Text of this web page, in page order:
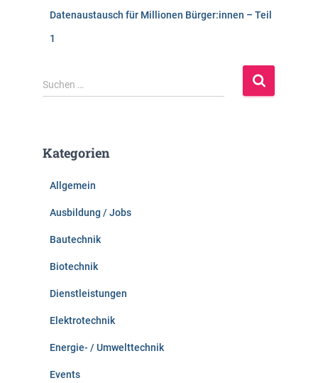
Datenaustausch für Millionen Bürger:innen – Teil
1
S
u
n
Suchen …
Kategorien
Allgemein
Ausbildung / Jobs
Bautechnik
Biotechnik
Dienstleistungen
Elektrotechnik
Energie- / Umwelttechnik
Events